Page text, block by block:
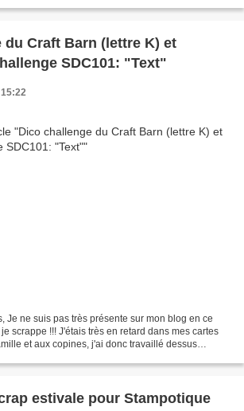
du Craft Barn (lettre K) et
SDC101: "Text"
Je ne suis pas très présente sur mon blog en ce
scrappe !!! J'étais très en retard dans mes cartes
et aux copines, j'ai donc travaillé dessus
estivale pour Stampotique